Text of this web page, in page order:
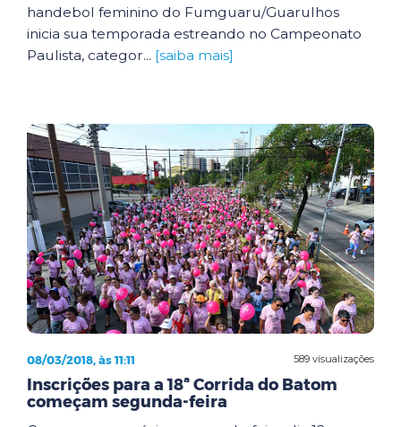
handebol feminino do Fumguaru/Guarulhos
inicia sua temporada estreando no Campeonato
Paulista, categor... [saiba mais]
589 visualizações
08/03/2018, às 11:11
Inscrições para a 18ª Corrida do Batom
começam segunda-feira